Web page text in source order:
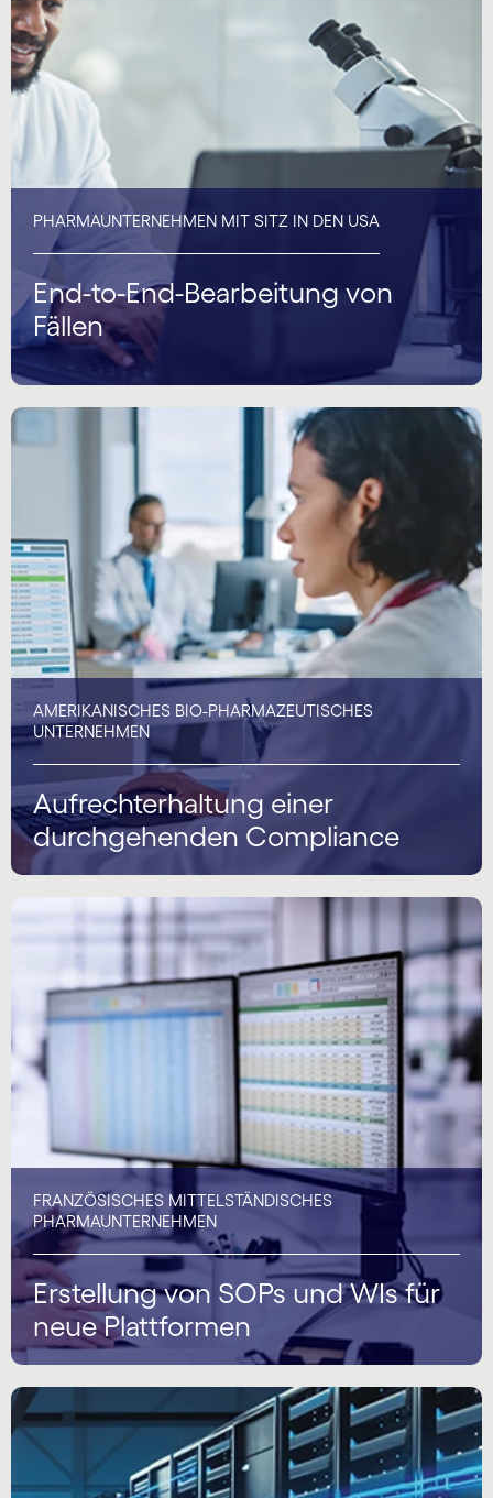
PHARMAUNTERNEHMEN MIT SITZ IN DEN USA
End-to-End-Bearbeitung von
Fällen
AMERIKANISCHES BIO-PHARMAZEUTISCHES
UNTERNEHMEN
Aufrechterhaltung einer
durchgehenden Compliance
FRANZÖSISCHES MITTELSTÄNDISCHES
PHARMAUNTERNEHMEN
Erstellung von SOPs und WIs für
neue Plattformen